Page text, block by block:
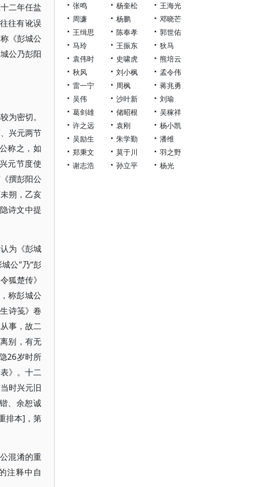
二年任盐
往有讹误
《彭城公
公乃彭阳
为密切。
兴元两节
称之，如
元节度使
撰彭阳公
朔，乙亥
诗文中提
为《彭城
公”乃“彭
狐楚传》
称彭城公
诗笺》卷
事，故二
别，有无
26岁时所
》。十二
时兴元旧
、余恕诚
排本]，第
混淆的重
注释中自
张鸣
杨奎松
王海光
周濂
杨鹏
邓晓芒
王缉思
陈奉孝
郭世佑
马玲
王振东
狄马
袁伟时
史啸虎
熊培云
秋风
刘小枫
孟令伟
雷一宁
周枫
蒋兆勇
吴伟
沙叶新
刘瑜
葛剑雄
储昭根
吴稼祥
许之远
袁刚
杨小凯
吴励生
朱学勤
潘维
郑秉文
莫于川
羽之野
谢志浩
孙立平 杨光